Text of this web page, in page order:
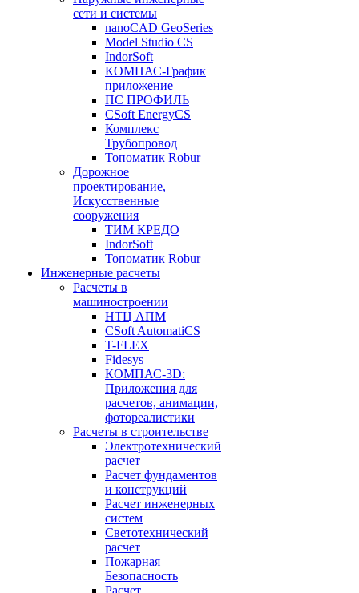
сети и системы
nanoCAD GeoSeries
Model Studio CS
IndorSoft
КОМПАС-График
приложение
ПС ПРОФИЛЬ
CSoft EnergyCS
Комплекс
Трубопровод
Топоматик Robur
Дорожное
проектирование,
Искусственные
сооружения
ТИМ КРЕДО
IndorSoft
Топоматик Robur
Инженерные расчеты
Расчеты в
машиностроении
НТЦ АПМ
CSoft AutomatiCS
T-FLEX
Fidesys
КОМПАС-3D:
Приложения для
расчетов, анимации,
фотореалистики
Расчеты в строительстве
Электротехнический
расчет
Расчет фундаментов
и конструкций
Расчет инженерных
систем
Светотехнический
расчет
Пожарная
Безопасность
Расчет